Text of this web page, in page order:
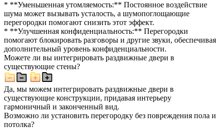
* **Уменьшенная утомляемость:** Постоянное воздействие
шума может вызывать усталость, а шумопоглощающие
перегородки помогают снизить этот эффект.
* **Улучшенная конфиденциальность:** Перегородки
помогают блокировать разговоры и другие звуки, обеспечивая
дополнительный уровень конфиденциальности.
Можете ли вы интегрировать раздвижные двери в
существующие стены?
Да, мы можем интегрировать раздвижные двери в
существующие конструкции, придавая интерьеру
гармоничный и законченный вид.
Возможно ли установить перегородку без повреждения пола и
потолка?